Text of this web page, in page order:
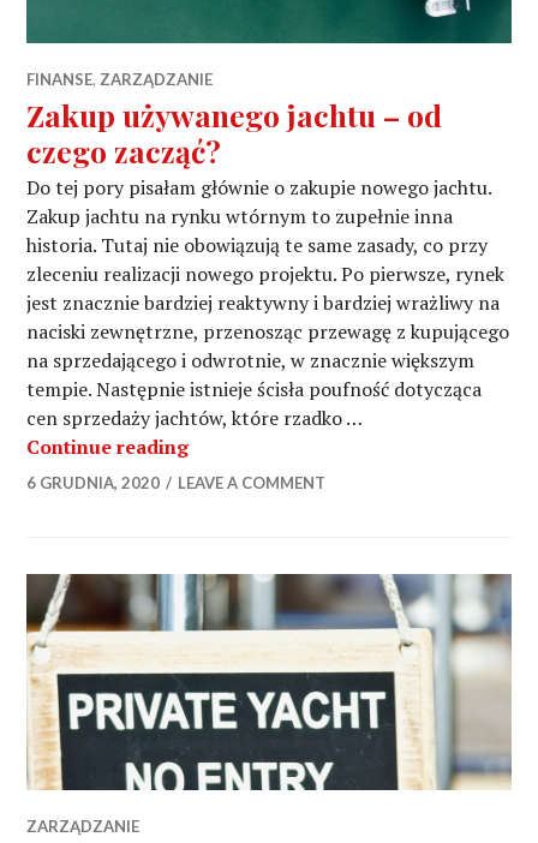
FINANSE, ZARZĄDZANIE
Zakup używanego jachtu – od
czego zacząć?
Do tej pory pisałam głównie o zakupie nowego jachtu.
Zakup jachtu na rynku wtórnym to zupełnie inna
historia. Tutaj nie obowiązują te same zasady, co przy
zleceniu realizacji nowego projektu. Po pierwsze, rynek
jest znacznie bardziej reaktywny i bardziej wrażliwy na
naciski zewnętrzne, przenosząc przewagę z kupującego
na sprzedającego i odwrotnie, w znacznie większym
tempie. Następnie istnieje ścisła poufność dotycząca
cen sprzedaży jachtów, które rzadko …
Continue readingZakup używanego jachtu – od czego
6 GRUDNIA, 2020 LEAVE A COMMENT
ZARZĄDZANIE